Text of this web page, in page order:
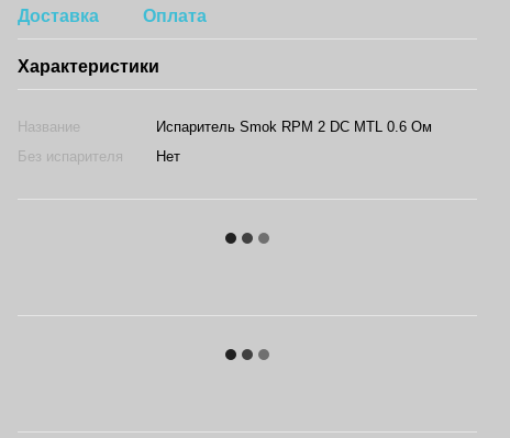
Доставка Оплата
Характеристики
Название
Испаритель Smok RPM 2 DC MTL 0.6 Ом
Без испарителя
Нет